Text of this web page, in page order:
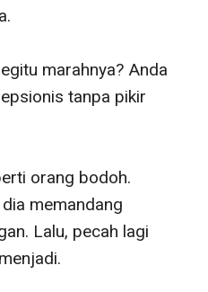
marahnya? Anda
tanpa pikir
orang bodoh.
memandang
Lalu, pecah lagi